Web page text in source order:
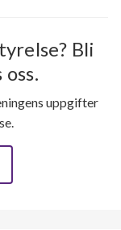
Bli
uppgifter